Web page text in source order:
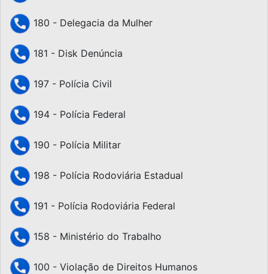
180 - Delegacia da Mulher
181 - Disk Denúncia
197 - Polícia Civil
194 - Polícia Federal
190 - Polícia Militar
198 - Polícia Rodoviária Estadual
191 - Polícia Rodoviária Federal
158 - Ministério do Trabalho
100 - Violação de Direitos Humanos